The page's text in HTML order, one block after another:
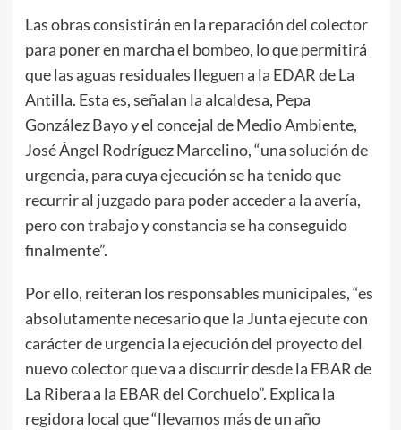
Las obras consistirán en la reparación del colector
para poner en marcha el bombeo, lo que permitirá
que las aguas residuales lleguen a la EDAR de La
Antilla. Esta es, señalan la alcaldesa, Pepa
González Bayo y el concejal de Medio Ambiente,
José Ángel Rodríguez Marcelino, “una solución de
urgencia, para cuya ejecución se ha tenido que
recurrir al juzgado para poder acceder a la avería,
pero con trabajo y constancia se ha conseguido
finalmente”.
Por ello, reiteran los responsables municipales, “es
absolutamente necesario que la Junta ejecute con
carácter de urgencia la ejecución del proyecto del
nuevo colector que va a discurrir desde la EBAR de
La Ribera a la EBAR del Corchuelo”. Explica la
regidora local que “llevamos más de un año